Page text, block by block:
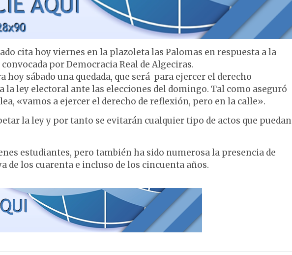
cita hoy viernes en la plazoleta las Palomas en respuesta a la
por Democracia Real de Algeciras.
hoy sábado una quedada, que será para ejercer el derecho
ley electoral ante las elecciones del domingo. Tal como aseguró
«vamos a ejercer el derecho de reflexión, pero en la calle».
la ley y por tanto se evitarán cualquier tipo de actos que puedan
estudiantes, pero también ha sido numerosa la presencia de
de los cuarenta e incluso de los cincuenta años.